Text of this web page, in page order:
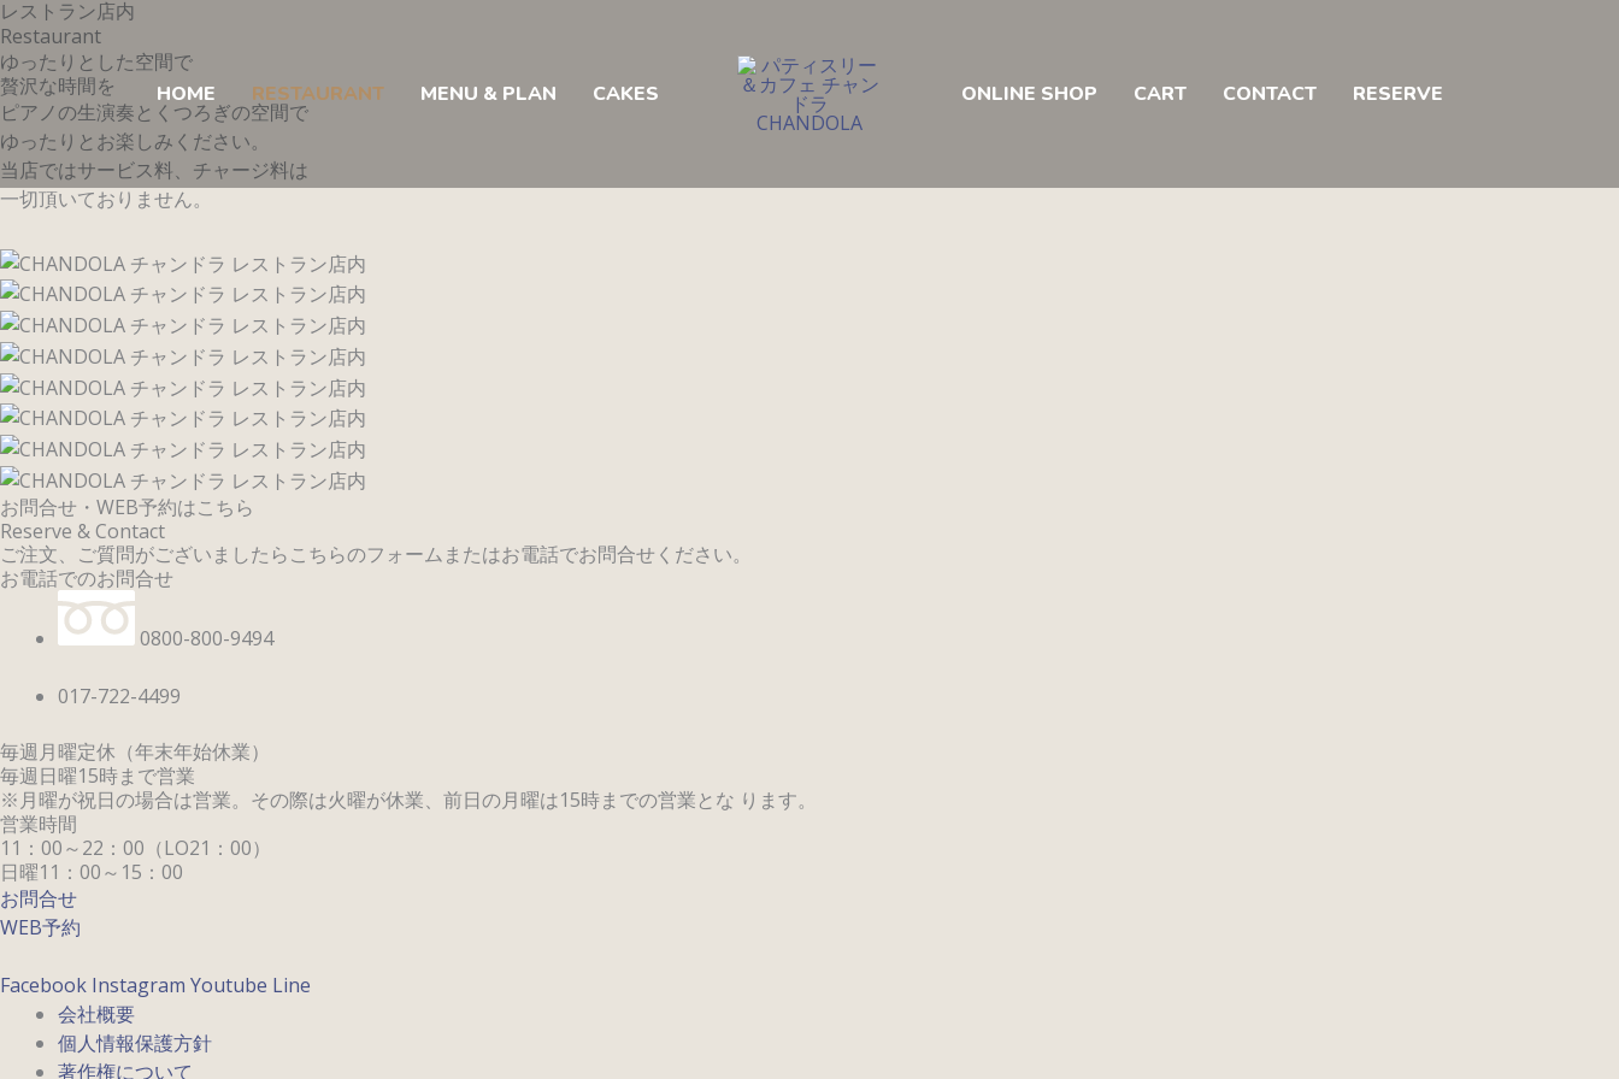
内
容
を
ス
キ
ッ
プ
HOME RESTAURANT MENU & PLAN CAKES ONLINE SHOP CART CONTACT RESERVE
レストラン店内
Restaurant
ゆったりとした空間で
贅沢な時間を
ピアノの生演奏とくつろぎの空間で
ゆったりとお楽しみください。
当店ではサービス料、チャージ料は
一切頂いておりません。
お問合せ・WEB予約はこちら
Reserve & Contact
ご注文、ご質問がございましたらこちらのフォームまたはお電話でお問合せください。
お電話でのお問合せ
0800-800-9494
017-722-4499
毎週月曜定休（年末年始休業）
毎週日曜15時まで営業
※月曜が祝日の場合は営業。その際は火曜が休業、前日の月曜は15時までの営業とな ります。
営業時間
11：00～22：00（LO21：00）
日曜11：00～15：00
お問合せ
WEB予約
Facebook Instagram Youtube Line
会社概要
個人情報保護方針
著作権について